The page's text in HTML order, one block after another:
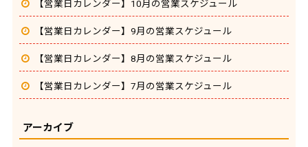
【営業日カレンダー】10月の営業スケジュール
【営業日カレンダー】9月の営業スケジュール
【営業日カレンダー】8月の営業スケジュール
【営業日カレンダー】7月の営業スケジュール
アーカイブ